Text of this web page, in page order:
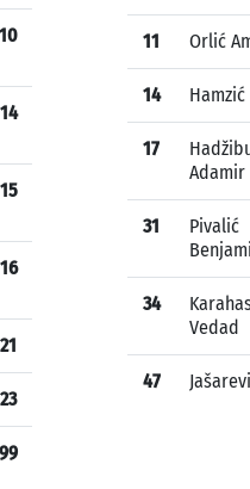
10
14
15
16
21
23
99
11 Orlić
14 Hamzić
17
Adamir
31
Pivalić
34
Vedad
47